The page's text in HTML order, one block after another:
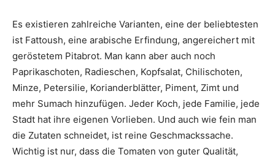
Es existieren zahlreiche Varianten, eine der beliebtesten
ist Fattoush, eine arabische Erfindung, angereichert mit
geröstetem Pitabrot. Man kann aber auch noch
Paprikaschoten, Radieschen, Kopfsalat, Chilischoten,
Minze, Petersilie, Korianderblätter, Piment, Zimt und
mehr Sumach hinzufügen. Jeder Koch, jede Familie, jede
Stadt hat ihre eigenen Vorlieben. Und auch wie fein man
die Zutaten schneidet, ist reine Geschmackssache.
Wichtig ist nur, dass die Tomaten von guter Qualität,